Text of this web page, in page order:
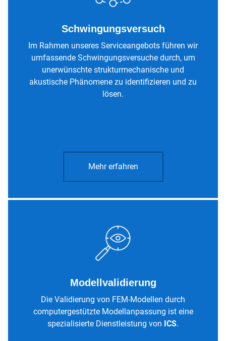
Schwingungsversuch
Im Rahmen unseres Serviceangebots führen wir
umfassende Schwingungsversuche durch, um
unerwünschte strukturmechanische und
akustische Phänomene zu identifizieren und zu
lösen.
Mehr erfahren
Modellvalidierung
Die Validierung von FEM-Modellen durch
computergestützte Modellanpassung ist eine
spezialisierte Dienstleistung von ICS.